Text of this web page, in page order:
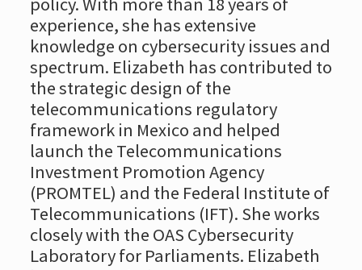
experience, she has extensive
knowledge on cybersecurity issues and
spectrum. Elizabeth has contributed to
the strategic design of the
telecommunications regulatory
framework in Mexico and helped
launch the Telecommunications
Investment Promotion Agency
(PROMTEL) and the Federal Institute of
Telecommunications (IFT). She works
closely with the OAS Cybersecurity
Laboratory for Parliaments. Elizabeth